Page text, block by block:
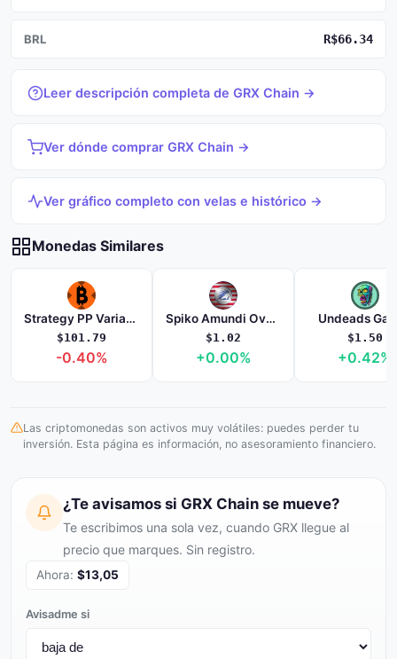
BRL R$66.34
Leer descripción completa de GRX Chain →
Ver dónde comprar GRX Chain →
Ver gráfico completo con velas e histórico →
Monedas Similares
Strategy PP Variable xStock
$101.79
-0.40%
Spiko Amundi Overnight Swap Fund
$1.02
+0.00%
Undeads
$1.50
+0.42%
Las criptomonedas son activos muy volátiles: puedes perder tu
inversión. Esta página es información, no asesoramiento financiero.
¿Te avisamos si GRX Chain se mueve?
Te escribimos una sola vez, cuando GRX llegue al
precio que marques. Sin registro.
Ahora: $13,05
Avisadme si